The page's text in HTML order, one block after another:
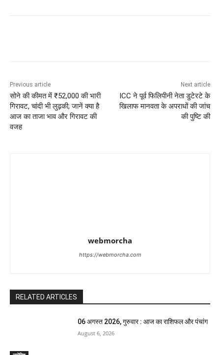
Previous article
सोने की कीमत में ₹52,000 की भारी
गिरावट, चांदी भी लुढ़की; जानें क्या है
आज का ताजा भाव और गिरावट की
वजह
Next article
ICC ने पूर्व फिलिपीनी नेता डुटेरटे के
खिलाफ मानवता के अपराधों की जांच
की पुष्टि की
webmorcha
https://webmorcha.com
RELATED ARTICLES
06 अगस्त 2026, गुरुवार : आज का राशिफल और पंचांग
August 6, 2026